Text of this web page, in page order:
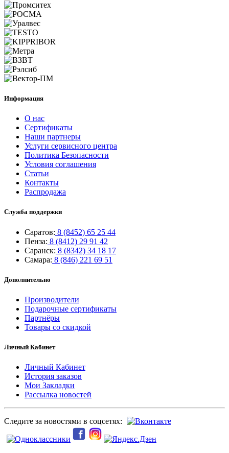
Информация
О нас
Сертификаты
Наши партнеры
Услуги сервисного центра
Политика Безопасности
Условия соглашения
Статьи
Контакты
Распродажа
Служба поддержки
Саратов: 8 (8452) 65 25 44
Пенза: 8 (8412) 29 91 42
Саранск: 8 (8342) 34 18 17
Самара: 8 (846) 221 69 51
Дополнительно
Производители
Подарочные сертификаты
Партнёры
Товары со скидкой
Личный Кабинет
Личный Кабинет
История заказов
Мои Закладки
Рассылка новостей
Следите за новостями в соцсетях: